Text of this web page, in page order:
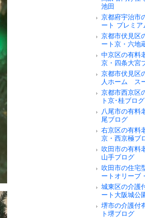
池田
京都府宇治市
ート プレミ
京都市伏見区
ート京・六地
中京区の有料
京・四条大宮
京都市伏見区
人ホーム ス
京都市西京区
ト京･桂ブログ
八尾市の有料
尾ブログ
右京区の有料
京・西京極ブ
吹田市の有料
山手ブログ
吹田市の住宅
ートオリーブ
城東区の介護
ート大阪城公
堺市の介護付
ト堺ブログ